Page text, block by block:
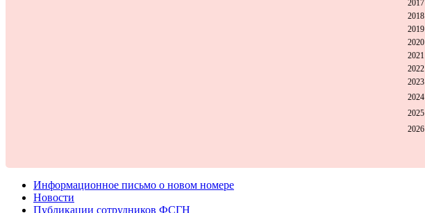
2017
2018
2019
2020
2021
2022
2023
2024
2025
2026
Информационное письмо о новом номере
Новости
Публикации сотрудников ФСГН